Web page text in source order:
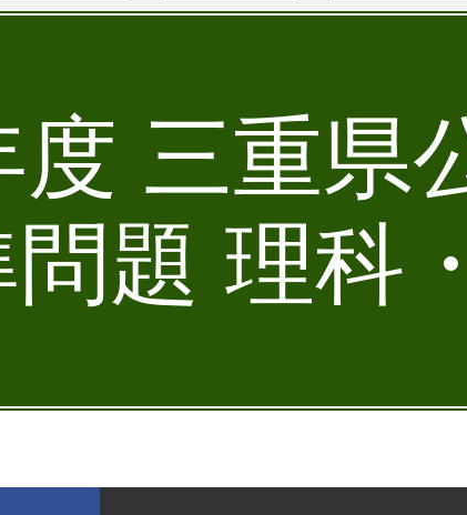
度 三重県
問題 理科